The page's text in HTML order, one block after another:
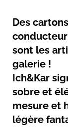
Des
sont les
galerie !
Ich&Kar
sobre et
mesure et
légère